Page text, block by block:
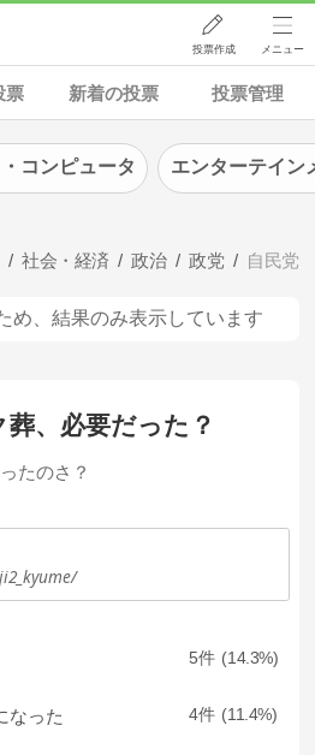
投票作成 メニュー
票 新着の投票 投票管理
社会・経済 政治 政党 自民党
め、結果のみ表示しています
、必要だった？
たのさ？
5 14.3
なった 4 11.4
コンピュータ エンターテイン